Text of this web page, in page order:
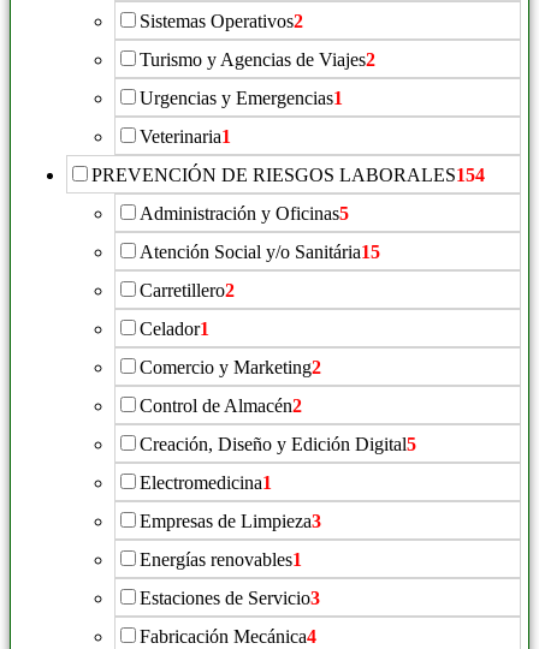
Sistemas Operativos2
Turismo y Agencias de Viajes2
Urgencias y Emergencias1
Veterinaria1
PREVENCIÓN DE RIESGOS LABORALES154
Administración y Oficinas5
Atención Social y/o Sanitária15
Carretillero2
Celador1
Comercio y Marketing2
Control de Almacén2
Creación, Diseño y Edición Digital5
Electromedicina1
Empresas de Limpieza3
Energías renovables1
Estaciones de Servicio3
Fabricación Mecánica4